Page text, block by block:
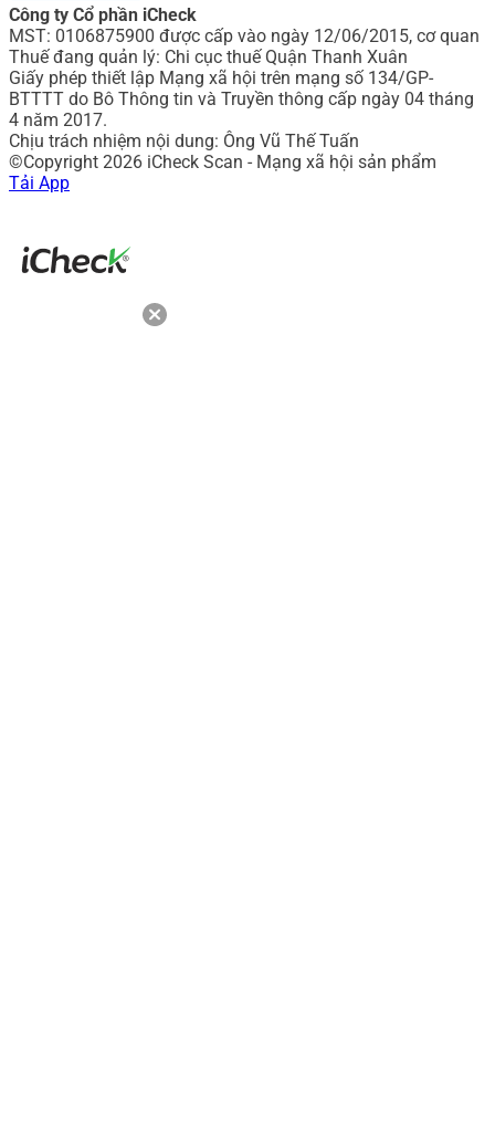
Công ty Cổ phần iCheck
MST: 0106875900 được cấp vào ngày 12/06/2015, cơ quan
Thuế đang quản lý: Chi cục thuế Quận Thanh Xuân
Giấy phép thiết lập Mạng xã hội trên mạng số 134/GP-
BTTTT do Bô Thông tin và Truyền thông cấp ngày 04 tháng
4 năm 2017.
Chịu trách nhiệm nội dung: Ông Vũ Thế Tuấn
©Copyright 2026 iCheck Scan - Mạng xã hội sản phẩm
Tải App